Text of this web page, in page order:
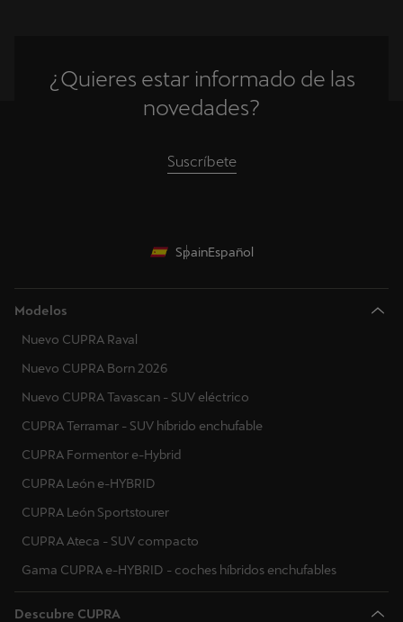
¿Quieres estar informado de las
novedades?
Suscríbete
SpainEspañol
Modelos
Nuevo CUPRA Raval
Nuevo CUPRA Born 2026
Nuevo CUPRA Tavascan - SUV eléctrico
CUPRA Terramar - SUV híbrido enchufable
CUPRA Formentor e-Hybrid
CUPRA León e-HYBRID
CUPRA León Sportstourer
CUPRA Ateca - SUV compacto
Gama CUPRA e-HYBRID - coches híbridos enchufables
Descubre CUPRA